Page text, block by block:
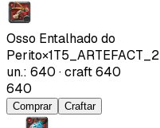
Osso Entalhado do
Perito×1
un.: 640 ·craft640
640
Comprar Craftar